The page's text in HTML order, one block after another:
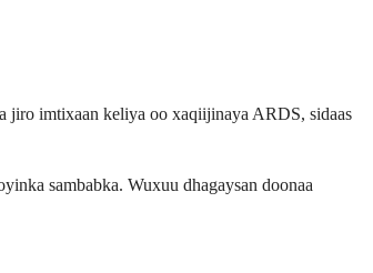
jiro imtixaan keliya oo xaqiijinaya ARDS, sidaas
sambabka. Wuxuu dhagaysan doonaa